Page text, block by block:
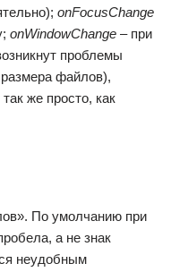
onFocusChange
onWindowChange – при
проблемы
файлов),
же просто, как
По умолчанию при
а не знак
неудобным